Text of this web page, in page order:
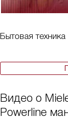
Бытовая техника
Видео о
Powerline